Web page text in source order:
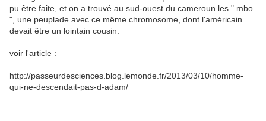
pu être faite, et on a trouvé au sud-ouest du cameroun les " mbo
", une peuplade avec ce même chromosome, dont l'américain
devait être un lointain cousin.
voir l'article :
http://passeurdesciences.blog.lemonde.fr/2013/03/10/homme-
qui-ne-descendait-pas-d-adam/